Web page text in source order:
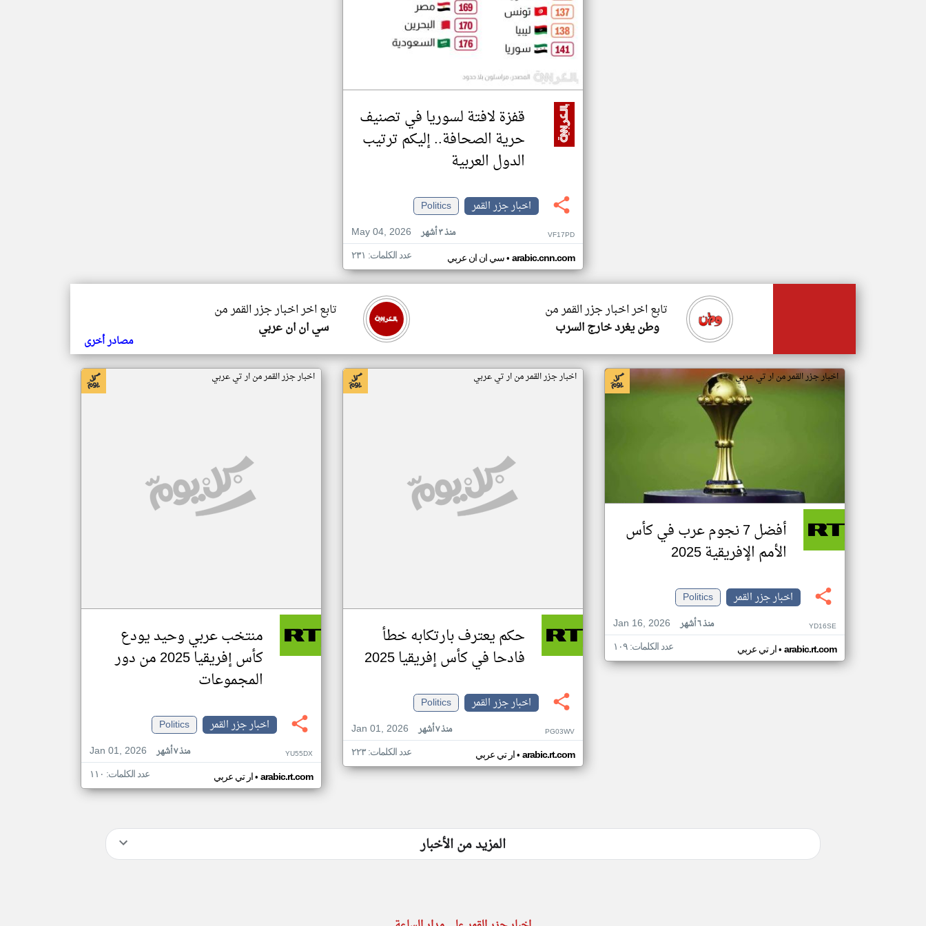
قفزة لافتة لسوريا في تصنيف
حرية الصحافة.. إليكم ترتيب
الدول العربية
اخبار جزر القمر
Politics
May 04, 2026
منذ ٣ أشهر VF17PD
سي ان ان عربي• arabic.cnn.com عدد الكلمات: ٢٣١
تابع اخر اخبار جزر القمر من
سي ان ان عربي
تابع اخر اخبار جزر القمر من
وطن يغرد خارج السرب
مصادر أخرى
اخبار جزر القمر من ار تي عربي
أفضل 7 نجوم عرب في كأس
الأمم الإفريقية 2025
اخبار جزر القمر
Politics
Jan 16, 2026
منذ ٦ أشهر YD16SE
ار تي عربي• arabic.rt.com عدد الكلمات: ١٠٩
اخبار جزر القمر من ار تي عربي
حكم يعترف بارتكابه خطأ
فادحا في كأس إفريقيا 2025
اخبار جزر القمر
Politics
Jan 01, 2026
منذ ٧ أشهر PG03WV
ار تي عربي• arabic.rt.com عدد الكلمات: ٢٢٣
اخبار جزر القمر من ار تي عربي
منتخب عربي وحيد يودع
كأس إفريقيا 2025 من دور
المجموعات
اخبار جزر القمر
Politics
Jan 01, 2026
منذ ٧ أشهر YU55DX
ار تي عربي• arabic.rt.com عدد الكلمات: ١١٠
المزيد من الأخبار